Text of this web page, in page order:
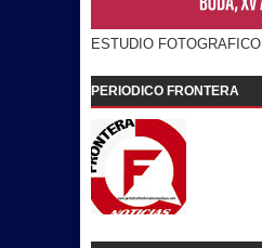
ESTUDIO FOTOGRAFICO
PERIODICO FRONTERA